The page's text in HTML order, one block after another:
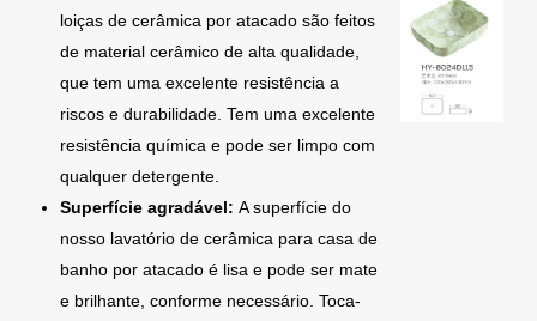
loiças de cerâmica por atacado são feitos
de material cerâmico de alta qualidade,
que tem uma excelente resistência a
riscos e durabilidade. Tem uma excelente
resistência química e pode ser limpo com
qualquer detergente.
Superfície agradável: A superfície do
nosso lavatório de cerâmica para casa de
banho por atacado é lisa e pode ser mate
e brilhante, conforme necessário. Toca-